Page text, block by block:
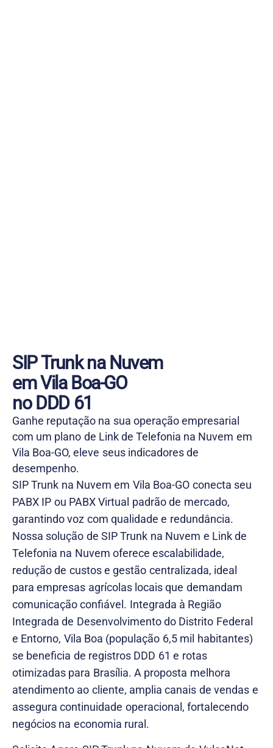
SIP Trunk na Nuvem
em Vila Boa-GO
no DDD 61
Ganhe reputação na sua operação empresarial
com um plano de Link de Telefonia na Nuvem em
Vila Boa-GO, eleve seus indicadores de
desempenho.
SIP Trunk na Nuvem em Vila Boa-GO conecta seu
PABX IP ou PABX Virtual padrão de mercado,
garantindo voz com qualidade e redundância.
Nossa solução de SIP Trunk na Nuvem e Link de
Telefonia na Nuvem oferece escalabilidade,
redução de custos e gestão centralizada, ideal
para empresas agrícolas locais que demandam
comunicação confiável. Integrada à Região
Integrada de Desenvolvimento do Distrito Federal
e Entorno, Vila Boa (população 6,5 mil habitantes)
se beneficia de registros DDD 61 e rotas
otimizadas para Brasília. A proposta melhora
atendimento ao cliente, amplia canais de vendas e
assegura continuidade operacional, fortalecendo
negócios na economia rural.